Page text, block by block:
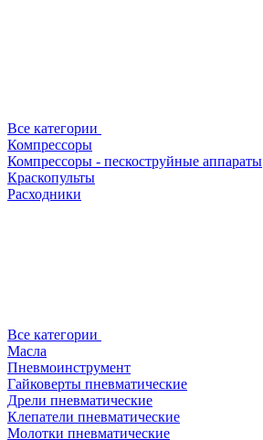
Все категории
Компрессоры
Компрессоры - пескоструйные аппараты
Краскопульты
Расходники
Все категории
Масла
Пневмоинструмент
Гайковерты пневматические
Дрели пневматические
Клепатели пневматические
Молотки пневматические